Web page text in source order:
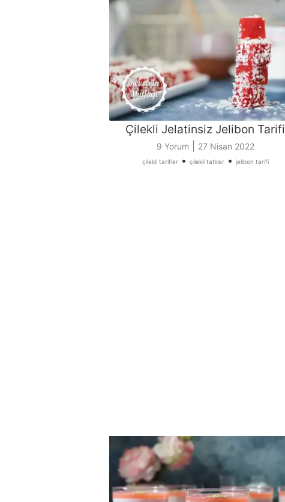
Çilekli Jelatinsiz Jelibon Tarifi
9 Yorum 27 Nisan 2022
çilekli tarifler• çilekli tatlılar• jelibon tarifi